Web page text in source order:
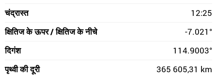
चंद्रास्त
12:25
क्षितिज के ऊपर / क्षितिज के नीचे
-7.021°
दिगंश
114.9003°
पृथ्वी की दूरी
365 605,31 km